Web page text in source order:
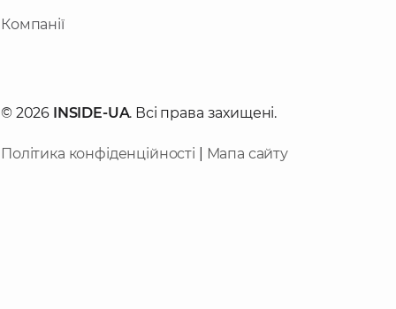
Компанії
© 2026 INSIDE-UA. Всі права захищені.
Політика конфіденційності Мапа сайту